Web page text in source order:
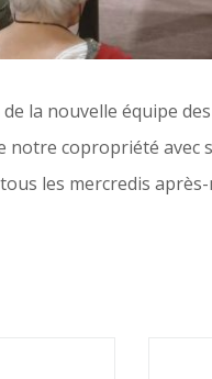
la nouvelle équipe des
notre copropriété avec
les mercredis